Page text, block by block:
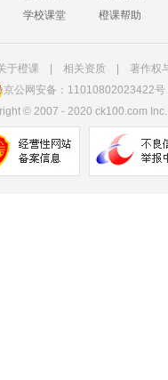
学校课堂 橙课帮助
于橙课| 相关资质
著作权
京公网安备：11010802023422号
©2007 - 2020 ck100.com